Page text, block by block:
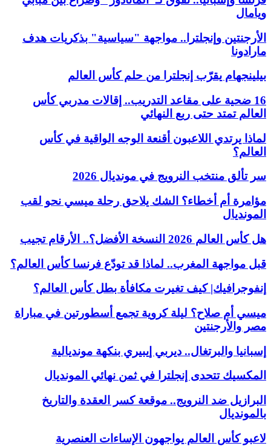
ويامال
الأرجنتين وإنجلترا.. مواجهة "سياسية" بذكريات هدف
مارادونا
بيلينجهام يقرّب إنجلترا من حلم كأس العالم
16 ضحية على مقاعد التدريب.. إقالات مدربي كأس
العالم تمتد حتى ربع النهائي
لماذا يرتدي اللاعبون أقنعة الوجه الواقية في كأس
العالم؟
سر تألق منتخب النرويج في مونديال 2026
مؤامرة أم أخطاء؟ الشك يلاحق رحلة ميسي نحو لقب
المونديال
هل كأس العالم 2026 النسخة الأفضل؟.. الأرقام تجيب
قبل مواجهة المغرب.. لماذا قد تودّع فرنسا كأس العالم؟
إنفوجرافيك| كيف تغيرت مكافأة بطل كأس العالم؟
ميسي أم صلاح؟ ليلة كروية تجمع أسطورتين في مباراة
مصر والأرجنتين
إسبانيا والبرتغال.. ديربي إيبيري بنكهة مونديالية
المكسيك تتحدى إنجلترا في ثمن نهائي المونديال
البرازيل ضد النرويج.. موقعة كسر العقدة والتاريخ
بالمونديال
لاعبو كأس العالم يواجهون الإساءات العنصرية